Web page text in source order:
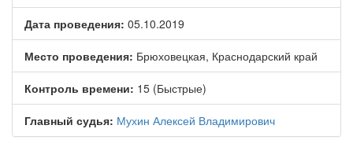
Дата проведения: 05.10.2019
Место проведения: Брюховецкая, Краснодарский край
Контроль времени: 15 (Быстрые)
Главный судья: Мухин Алексей Владимирович